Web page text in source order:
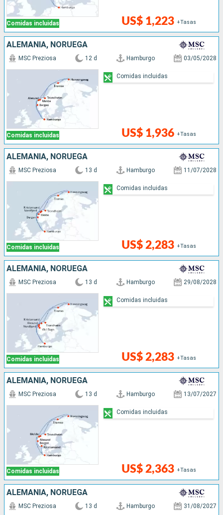
Comidas incluidas US$ 1,223 +Tasas
ALEMANIA, NORUEGA
Comidas incluidas
MSC Preziosa 12 d Hamburgo 03/05/2028
US$ 1,936 +Tasas
Comidas incluidas
ALEMANIA, NORUEGA
Comidas incluidas
MSC Preziosa 13 d Hamburgo 11/07/2028
US$ 2,283 +Tasas
Comidas incluidas
ALEMANIA, NORUEGA
Comidas incluidas
MSC Preziosa 13 d Hamburgo 29/08/2028
US$ 2,283 +Tasas
Comidas incluidas
ALEMANIA, NORUEGA
Comidas incluidas
MSC Preziosa 13 d Hamburgo 13/07/2027
US$ 2,363 +Tasas
Comidas incluidas
ALEMANIA, NORUEGA
MSC Preziosa 13 d Hamburgo 31/08/2027